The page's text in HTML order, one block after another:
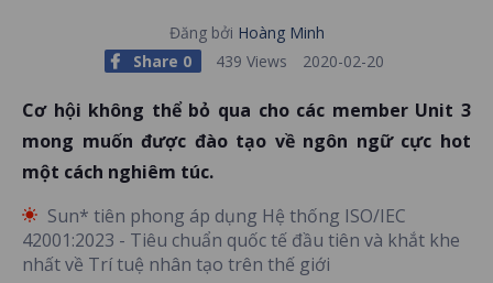
Đăng bởi Hoàng Minh
Share 0
439 Views 2020-02-20
Cơ hội không thể bỏ qua cho các member Unit 3
mong muốn được đào tạo về ngôn ngữ cực hot
một cách nghiêm túc.
Sun* tiên phong áp dụng Hệ thống ISO/IEC
42001:2023 - Tiêu chuẩn quốc tế đầu tiên và khắt khe
nhất về Trí tuệ nhân tạo trên thế giới